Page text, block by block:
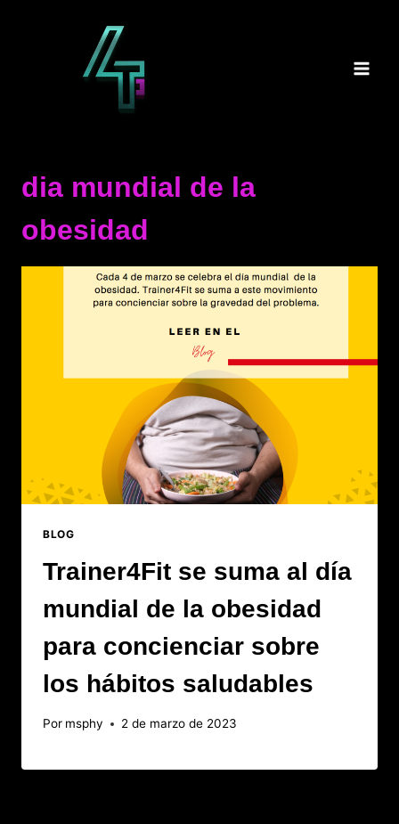
dia mundial de la
obesidad
BLOG
Trainer4Fit se suma al día
mundial de la obesidad
para concienciar sobre
los hábitos saludables
Por msphy 2 de marzo de 2023